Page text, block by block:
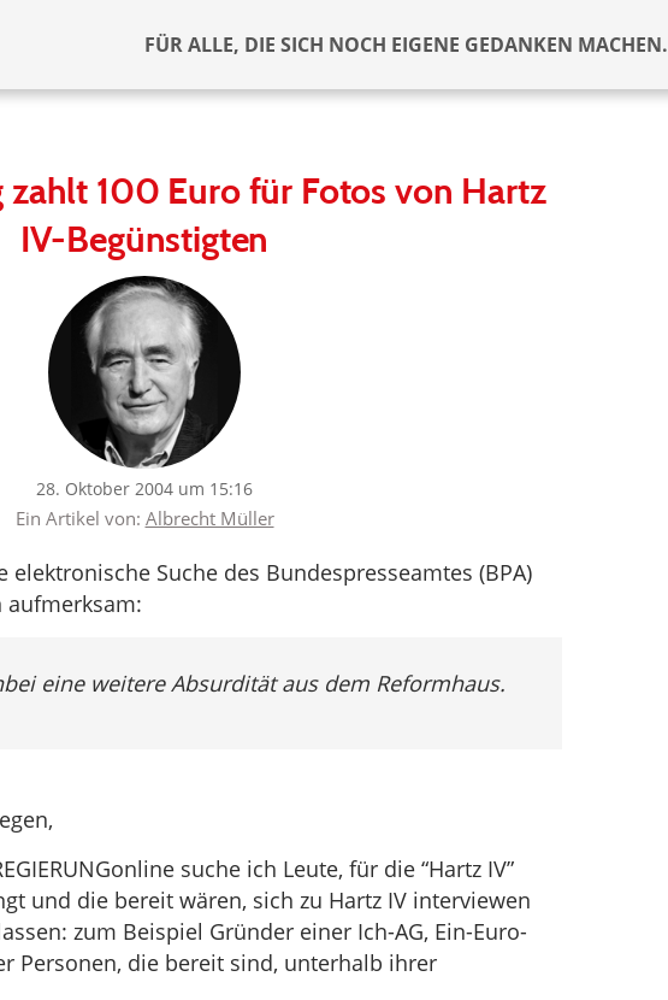
FÜR ALLE, DIE SICH NOCH EIGENE GEDANKEN MACHEN.
zahlt 100 Euro für Fotos von Hartz
IV-Begünstigten
28. Oktober 2004 um 15:16
Ein Artikel von: Albrecht Müller
elektronische Suche des Bundespresseamtes (BPA)
aufmerksam:
eine weitere Absurdität aus dem Reformhaus.
suche ich Leute, für die “Hartz IV”
und die bereit wären, sich zu Hartz IV interviewen
zum Beispiel Gründer einer Ich-AG, Ein-Euro-
Personen, die bereit sind, unterhalb ihrer